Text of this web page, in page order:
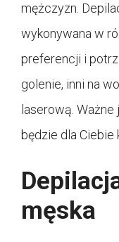
mężczyzn.
wykonywana w
preferencji i
golenie, inni na
laserową.
będzie dla
męska